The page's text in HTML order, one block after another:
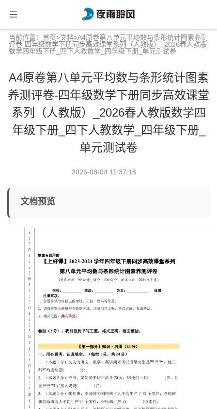
当前位置： 首页>文档>A4原卷第八单元平均数与条形统计图素养测
评卷-四年级数学下册同步高效课堂系列（人教版）_2026春人教版
数学四年级下册_四下人教数学_四年级下册_单元测试卷
A4原卷第八单元平均数与条形统计图素
养测评卷-四年级数学下册同步高效课堂
系列（人教版）_2026春人教版数学四
年级下册_四下人教数学_四年级下册_
单元测试卷
2026-08-04 11:37:18
文档预览